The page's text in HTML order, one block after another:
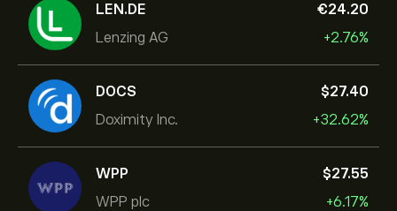
LEN.DE
Lenzing AG
‎€‎24.20
+2.76%
DOCS
Doximity Inc.
‎$‎27.40
+32.62%
WPP
WPP plc
‎$‎27.55
+6.17%